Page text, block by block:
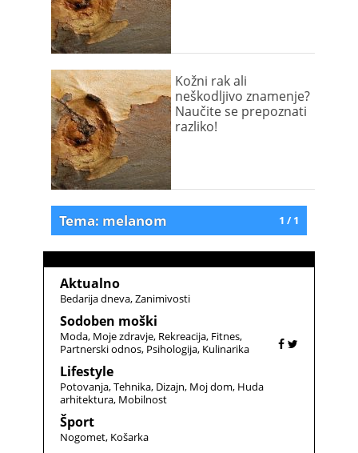
Kožni rak ali
neškodljivo znamenje?
Naučite se prepoznati
razliko!
1 / 1
Tema: melanom
Aktualno
Bedarija dneva Zanimivosti
Sodoben moški
Moda Moje zdravje Rekreacija Fitnes
Partnerski odnos Psihologija Kulinarika
Lifestyle
Potovanja Tehnika Dizajn Moj dom Huda
arhitektura Mobilnost
Šport
Nogomet Košarka